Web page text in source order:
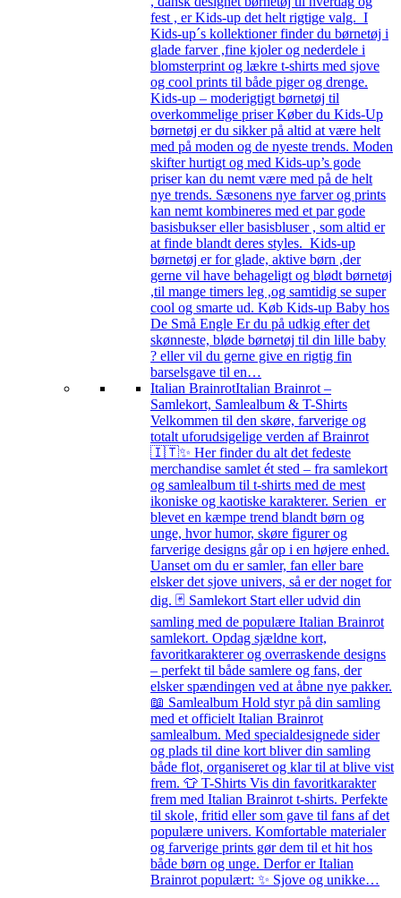
fest , er Kids-up det helt rigtige valg. I
Kids-up´s kollektioner finder du børnetøj i
glade farver ,fine kjoler og nederdele i
blomsterprint og lækre t-shirts med sjove
og cool prints til både piger og drenge.
Kids-up – moderigtigt børnetøj til
overkommelige priser Køber du Kids-Up
børnetøj er du sikker på altid at være helt
med på moden og de nyeste trends. Moden
skifter hurtigt og med Kids-up’s gode
priser kan du nemt være med på de helt
nye trends. Sæsonens nye farver og prints
kan nemt kombineres med et par gode
basisbukser eller basisbluser , som altid er
at finde blandt deres styles. Kids-up
børnetøj er for glade, aktive børn ,der
gerne vil have behageligt og blødt børnetøj
,til mange timers leg ,og samtidig se super
cool og smarte ud. Køb Kids-up Baby hos
De Små Engle Er du på udkig efter det
skønneste, bløde børnetøj til din lille baby
? eller vil du gerne give en rigtig fin
barselsgave til en…
Italian BrainrotItalian Brainrot –
Samlekort, Samlealbum & T-Shirts
Velkommen til den skøre, farverige og
totalt uforudsigelige verden af Brainrot
🇮🇹✨ Her finder du alt det fedeste
merchandise samlet ét sted – fra samlekort
og samlealbum til t-shirts med de mest
ikoniske og kaotiske karakterer. Serien er
blevet en kæmpe trend blandt børn og
unge, hvor humor, skøre figurer og
farverige designs går op i en højere enhed.
Uanset om du er samler, fan eller bare
elsker det sjove univers, så er der noget for
dig. 🃏 Samlekort Start eller udvid din
samling med de populære Italian Brainrot
samlekort. Opdag sjældne kort,
favoritkarakterer og overraskende designs
– perfekt til både samlere og fans, der
elsker spændingen ved at åbne nye pakker.
📖 Samlealbum Hold styr på din samling
med et officielt Italian Brainrot
samlealbum. Med specialdesignede sider
og plads til dine kort bliver din samling
både flot, organiseret og klar til at blive vist
frem. 👕 T-Shirts Vis din favoritkarakter
frem med Italian Brainrot t-shirts. Perfekte
til skole, fritid eller som gave til fans af det
populære univers. Komfortable materialer
og farverige prints gør dem til et hit hos
både børn og unge. Derfor er Italian
Brainrot populært: ✨ Sjove og unikke…